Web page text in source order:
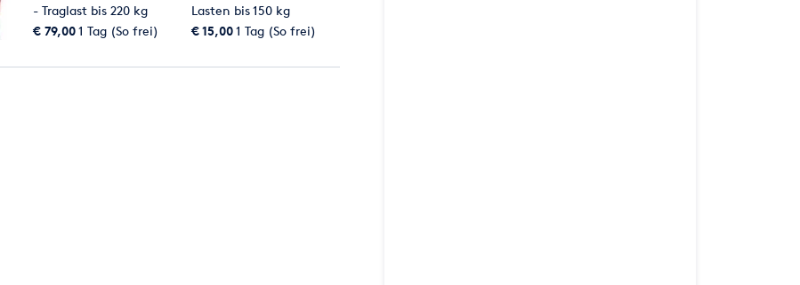
- Traglast bis 220 kg
€ 79,001 Tag (So frei)
Lasten bis 150 kg
€ 15,001 Tag (So frei)